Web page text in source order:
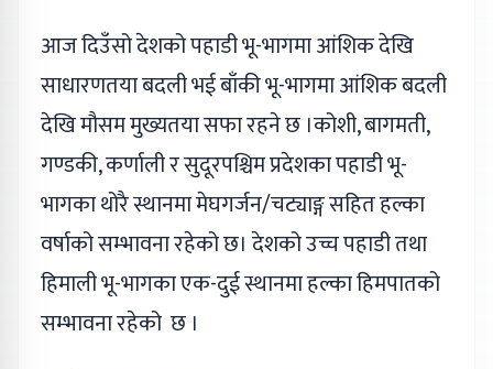
आज दिउँसो देशको पहाडी भू-भागमा आंशिक देखि
साधारणतया बदली भई बाँकी भू-भागमा आंशिक बदली
देखि मौसम मुख्यतया सफा रहने छ ।कोशी, बागमती,
गण्डकी, कर्णाली र सुदूरपश्चिम प्रदेशका पहाडी भू-
भागका थोरै स्थानमा मेघगर्जन/चट्याङ्ग सहित हल्का
वर्षाको सम्भावना रहेको छ। देशको उच्च पहाडी तथा
हिमाली भू-भागका एक-दुई स्थानमा हल्का हिमपातको
सम्भावना रहेको छ ।